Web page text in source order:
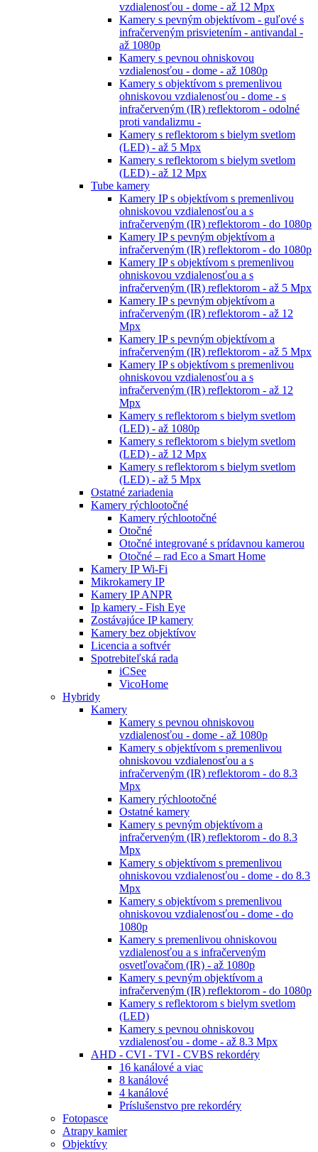
vzdialenosťou - dome - až 12 Mpx
Kamery s pevným objektívom - guľové s
infračerveným prisvietením - antivandal -
až 1080p
Kamery s pevnou ohniskovou
vzdialenosťou - dome - až 1080p
Kamery s objektívom s premenlivou
ohniskovou vzdialenosťou - dome - s
infračerveným (IR) reflektorom - odolné
proti vandalizmu -
Kamery s reflektorom s bielym svetlom
(LED) - až 5 Mpx
Kamery s reflektorom s bielym svetlom
(LED) - až 12 Mpx
Tube kamery
Kamery IP s objektívom s premenlivou
ohniskovou vzdialenosťou a s
infračerveným (IR) reflektorom - do 1080p
Kamery IP s pevným objektívom a
infračerveným (IR) reflektorom - do 1080p
Kamery IP s objektívom s premenlivou
ohniskovou vzdialenosťou a s
infračerveným (IR) reflektorom - až 5 Mpx
Kamery IP s pevným objektívom a
infračerveným (IR) reflektorom - až 12
Mpx
Kamery IP s pevným objektívom a
infračerveným (IR) reflektorom - až 5 Mpx
Kamery IP s objektívom s premenlivou
ohniskovou vzdialenosťou a s
infračerveným (IR) reflektorom - až 12
Mpx
Kamery s reflektorom s bielym svetlom
(LED) - až 1080p
Kamery s reflektorom s bielym svetlom
(LED) - až 12 Mpx
Kamery s reflektorom s bielym svetlom
(LED) - až 5 Mpx
Ostatné zariadenia
Kamery rýchlootočné
Kamery rýchlootočné
Otočné
Otočné integrované s prídavnou kamerou
Otočné – rad Eco a Smart Home
Kamery IP Wi-Fi
Mikrokamery IP
Kamery IP ANPR
Ip kamery - Fish Eye
Zostávajúce IP kamery
Kamery bez objektívov
Licencia a softvér
Spotrebiteľská rada
iCSee
VicoHome
Hybridy
Kamery
Kamery s pevnou ohniskovou
vzdialenosťou - dome - až 1080p
Kamery s objektívom s premenlivou
ohniskovou vzdialenosťou a s
infračerveným (IR) reflektorom - do 8.3
Mpx
Kamery rýchlootočné
Ostatné kamery
Kamery s pevným objektívom a
infračerveným (IR) reflektorom - do 8.3
Mpx
Kamery s objektívom s premenlivou
ohniskovou vzdialenosťou - dome - do 8.3
Mpx
Kamery s objektívom s premenlivou
ohniskovou vzdialenosťou - dome - do
1080p
Kamery s premenlivou ohniskovou
vzdialenosťou a s infračerveným
osvetľovačom (IR) - až 1080p
Kamery s pevným objektívom a
infračerveným (IR) reflektorom - do 1080p
Kamery s reflektorom s bielym svetlom
(LED)
Kamery s pevnou ohniskovou
vzdialenosťou - dome - až 8.3 Mpx
AHD - CVI - TVI - CVBS rekordéry
16 kanálové a viac
8 kanálové
4 kanálové
Príslušenstvo pre rekordéry
Fotopasce
Atrapy kamier
Objektívy